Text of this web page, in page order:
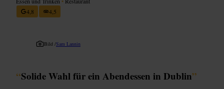
4,8
4,5
Bild /Sam Lannin
“Solide Wahl für ein Abendessen in Dublin”